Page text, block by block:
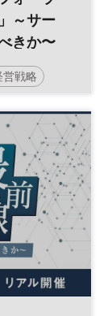
～サー
きか〜
営戦略